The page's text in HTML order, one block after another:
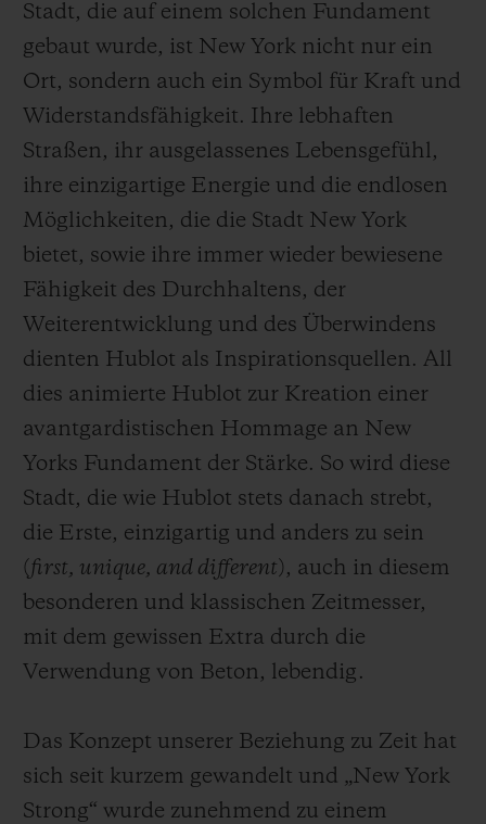
Stadt, die auf einem solchen Fundament
gebaut wurde, ist New York nicht nur ein
Ort, sondern auch ein Symbol für Kraft und
Widerstandsfähigkeit. Ihre lebhaften
Straßen, ihr ausgelassenes Lebensgefühl,
ihre einzigartige Energie und die endlosen
Möglichkeiten, die die Stadt New York
bietet, sowie ihre immer wieder bewiesene
Fähigkeit des Durchhaltens, der
Weiterentwicklung und des Überwindens
dienten Hublot als Inspirationsquellen. All
dies animierte Hublot zur Kreation einer
avantgardistischen Hommage an New
Yorks Fundament der Stärke. So wird diese
Stadt, die wie Hublot stets danach strebt,
die Erste, einzigartig und anders zu sein
( first, unique, and different ), auch in diesem
besonderen und klassischen Zeitmesser,
mit dem gewissen Extra durch die
Verwendung von Beton, lebendig.
Das Konzept unserer Beziehung zu Zeit hat
sich seit kurzem gewandelt und „New York
Strong“ wurde zunehmend zu einem